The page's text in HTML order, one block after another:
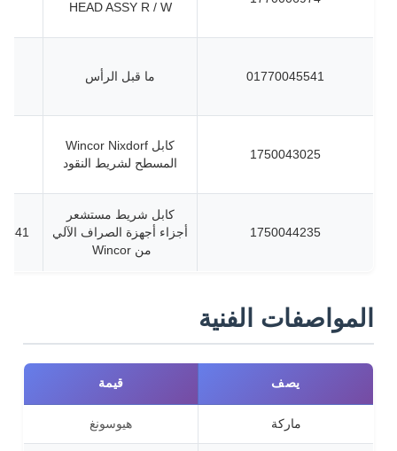
HEAD ASSY R / W
01770045541 ما قبل الرأس
1750043025
كابل Wincor Nixdorf
المسطح لشريط النقود
1750044235
كابل شريط مستشعر
أجزاء أجهزة الصراف الآلي
من Wincor
المواصفات الفنية
يصف قيمة
ماركة هيوسونغ